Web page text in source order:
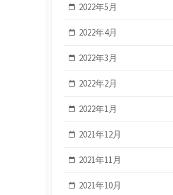
2022年5月
2022年4月
2022年3月
2022年2月
2022年1月
2021年12月
2021年11月
2021年10月